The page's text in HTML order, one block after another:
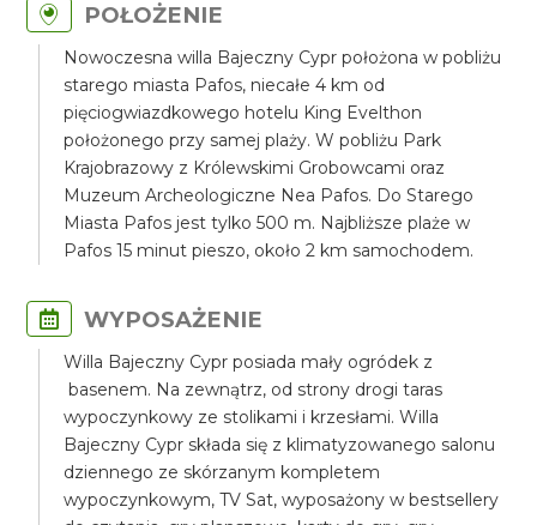
POŁOŻENIE
Nowoczesna willa Bajeczny Cypr położona w pobliżu
starego miasta Pafos, niecałe 4 km od
pięciogwiazdkowego hotelu King Evelthon
położonego przy samej plaży. W pobliżu Park
Krajobrazowy z Królewskimi Grobowcami oraz
Muzeum Archeologiczne Nea Pafos. Do Starego
Miasta Pafos jest tylko 500 m. Najbliższe plaże w
Pafos 15 minut pieszo, około 2 km samochodem.
WYPOSAŻENIE
Willa Bajeczny Cypr posiada mały ogródek z
basenem. Na zewnątrz, od strony drogi taras
wypoczynkowy ze stolikami i krzesłami. Willa
Bajeczny Cypr składa się z klimatyzowanego salonu
dziennego ze skórzanym kompletem
wypoczynkowym, TV Sat, wyposażony w bestsellery